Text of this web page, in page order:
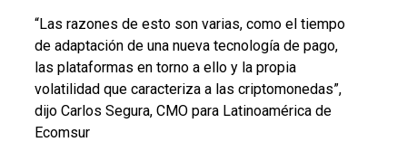
“Las razones de esto son varias, como el tiempo
de adaptación de una nueva tecnología de pago,
las plataformas en torno a ello y la propia
volatilidad que caracteriza a las criptomonedas”,
dijo Carlos Segura, CMO para Latinoamérica de
Ecomsur